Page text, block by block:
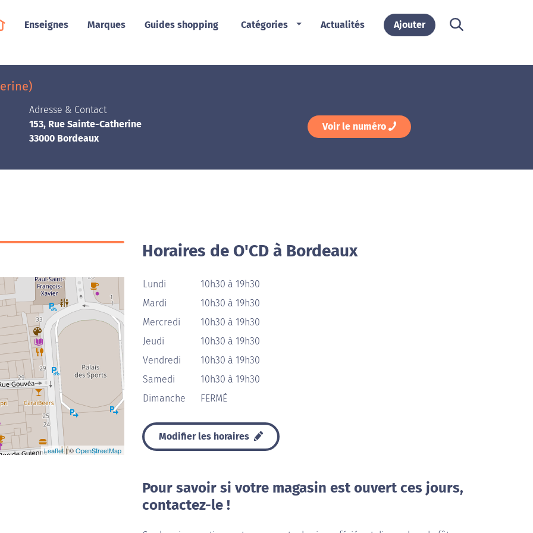
Enseignes Marques Guides shopping Catégories Actualités Ajouter
Adresse & Contact
153, Rue Sainte-Catherine
33000 Bordeaux
Voir le numéro
Leaflet | ©OpenStreetMap
Horaires de O'CD à Bordeaux
Lundi
10h30 à 19h30
Mardi
10h30 à 19h30
Mercredi
10h30 à 19h30
Jeudi
10h30 à 19h30
Vendredi
10h30 à 19h30
Samedi
10h30 à 19h30
Dimanche
FERMÉ
Modifier les horaires
Pour savoir si votre magasin est ouvert ces jours,
contactez-le !